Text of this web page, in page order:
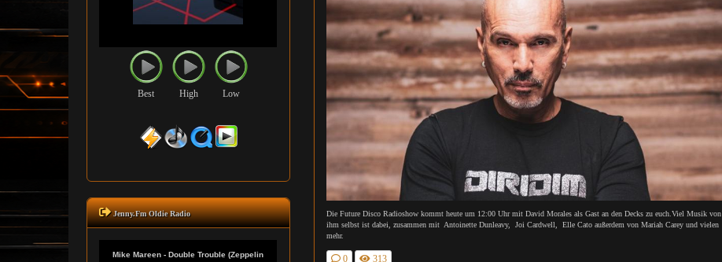
Best High Low
Jenny.Fm Oldie Radio
Die Future Disco Radioshow kommt heute um 12:00 Uhr mit David Morales als Gast an den Decks zu euch.Viel Musik von
ihm selbst ist dabei, zusammen mit Antoinette Dunleavy, Joi Cardwell, Elle Cato außerdem von Mariah Carey und vielen
mehr.
0 313